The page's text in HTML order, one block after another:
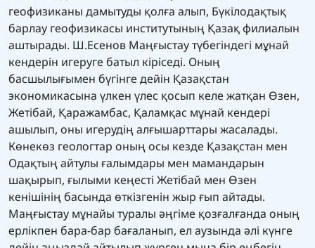
геофизиканы дамытуды қолға алып, Бүкілодақтық
барлау геофизикасы институтының Қазақ филиалын
аштырады. Ш.Есенов Маңғыстау түбегіндегі мұнай
кендерін игеруге батыл кіріседі. Оның
басшылығымен бүгінге дейін Қазақстан
экономикасына үлкен үлес қосып келе жатқан Өзен,
Жетібай, Қаражамбас, Қаламқас мұнай кендері
ашылып, оны игерудің алғышарттары жасалады.
Көнекөз геологтар оның осы кезде Қазақстан мен
Одақтың айтулы ғалымдары мен мамандарын
шақырып, ғылыми кеңесті Жетібай мен Өзен
кенішінің басында өткізгенін жыр ғып айтады.
Маңғыстау мұнайы туралы әңгіме қозғалғанда оның
ерлікпен бара-бар бағаланып, ел аузында әлі күнге